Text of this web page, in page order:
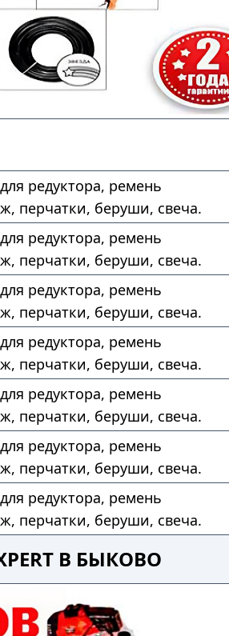
редуктора, ремень
перчатки, беруши, свеча.
редуктора, ремень
перчатки, беруши, свеча.
редуктора, ремень
перчатки, беруши, свеча.
редуктора, ремень
перчатки, беруши, свеча.
редуктора, ремень
перчатки, беруши, свеча.
редуктора, ремень
перчатки, беруши, свеча.
редуктора, ремень
перчатки, беруши, свеча.
В БЫКОВО